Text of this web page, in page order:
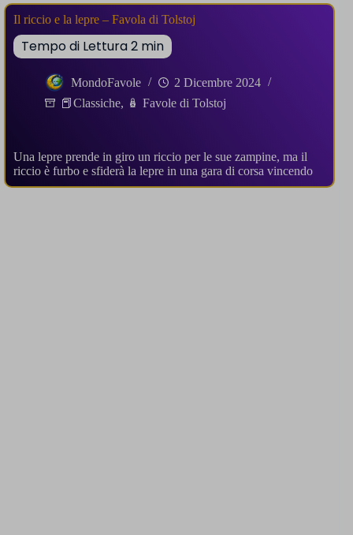
Il riccio e la lepre – Favola di Tolstoj
MondoFavole
2 Dicembre 2024
📕Classiche, 🪆 Favole di Tolstoj
Una lepre prende in giro un riccio per le sue zampine, ma il
riccio è furbo e sfiderà la lepre in una gara di corsa vincendo